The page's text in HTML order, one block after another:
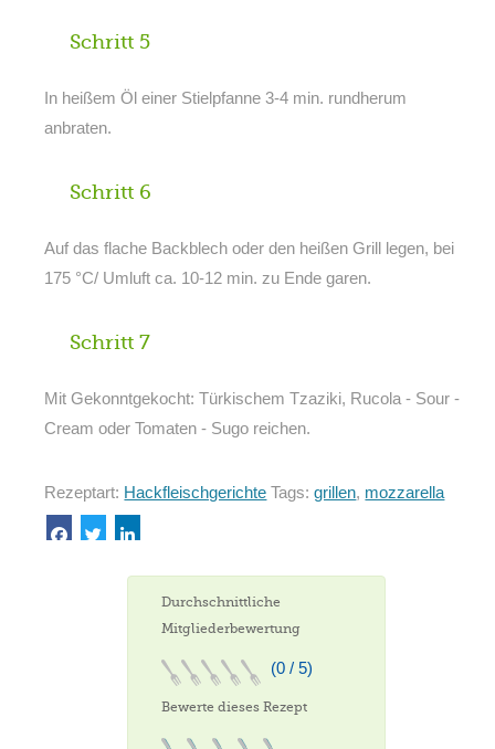
Schritt 5
In heißem Öl einer Stielpfanne 3-4 min. rundherum
anbraten.
Schritt 6
Auf das flache Backblech oder den heißen Grill legen, bei
175 °C/ Umluft ca. 10-12 min. zu Ende garen.
Schritt 7
Mit Gekonntgekocht: Türkischem Tzaziki, Rucola - Sour -
Cream oder Tomaten - Sugo reichen.
Rezeptart: Hackfleischgerichte Tags:grillen, mozzarella
Durchschnittliche
Mitgliederbewertung
(0 / 5)
Bewerte dieses Rezept